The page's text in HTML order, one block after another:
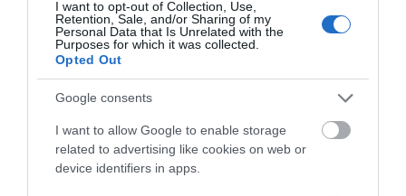
I want to opt-out of Collection, Use,
Retention, Sale, and/or Sharing of my
Personal Data that Is Unrelated with the
Purposes for which it was collected.
Opted Out
Google consents
I want to allow Google to enable storage
related to advertising like cookies on web or
device identifiers in apps.
Έπαθε ηλεκτροπληξία ενώ έκλεβε
καλώδια – Οι συνεργοί του τον
εγκατέλειψαν
06.08.2026 | 18:20
Πανικός σε πανηγύρι της Εύβοιας:
Δείτε τι έγινε χθες το βράδυ
06.08.2026 | 18:00
ΠΕΡΙΣΣΟΤΕΡΑ ΑΠΟ ΕΙΔΗΣΕΙΣ ΕΥΒΟΙΑ